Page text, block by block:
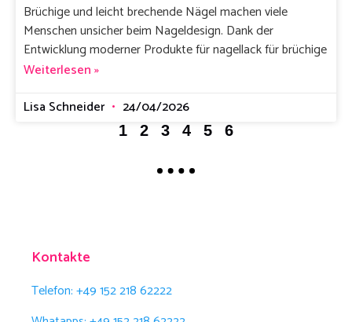
Brüchige und leicht brechende Nägel machen viele
Menschen unsicher beim Nageldesign. Dank der
Entwicklung moderner Produkte für nagellack für brüchige
Weiterlesen »
Lisa Schneider
24/04/2026
1 2 3 4 5 6
Kontakte
Telefon: +49 152 218 62222